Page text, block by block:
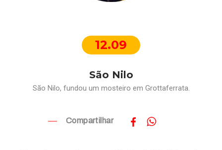
12.09
São Nilo
São Nilo, fundou um mosteiro em Grottaferrata.
Compartilhar